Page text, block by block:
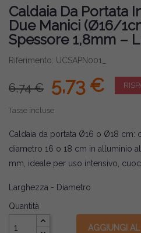
Caldaia Da Portata
Due Manici (Ø16/
Spessore 1,8mm –
Riferimento: UCSAPN001_
6,74 € 5,73 €
Tasse incluse
Caldaia da portata Ø16 o Ø18 cm:
diametro 16 o 18 cm in alluminio
mm, ideale per uso intensivo,
Larghezza - Diametro
Quantità
AGGIUNGI